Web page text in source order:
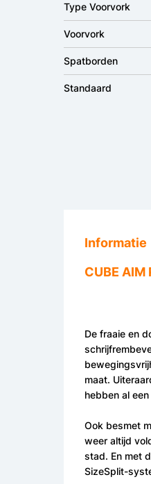
Type Voorvork
Voorvork
Spatborden
Standaard
Informatie
CUBE
De fraaie en
maat.
hebben al
Ook besmet
weer altijd
stad. En met
SizeSplit-